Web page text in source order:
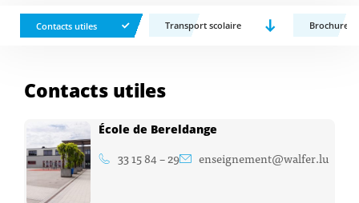
Contacts utiles Transport scolaire Brochure
Contacts utiles
École de Bereldange
33 15 84 – 29 enseignement@walfer.lu